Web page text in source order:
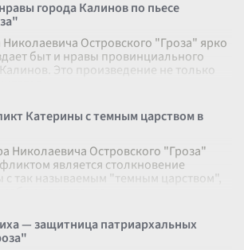
города Калинов по пьесе
Островского "Гроза" ярко
быт и нравы провинциального
Это произведение не только
Катерины с темным царством в
Николаевича Островского "Гроза"
является столкновение
с так называемым "темным царством",
закостенел
— защитница патриархальных